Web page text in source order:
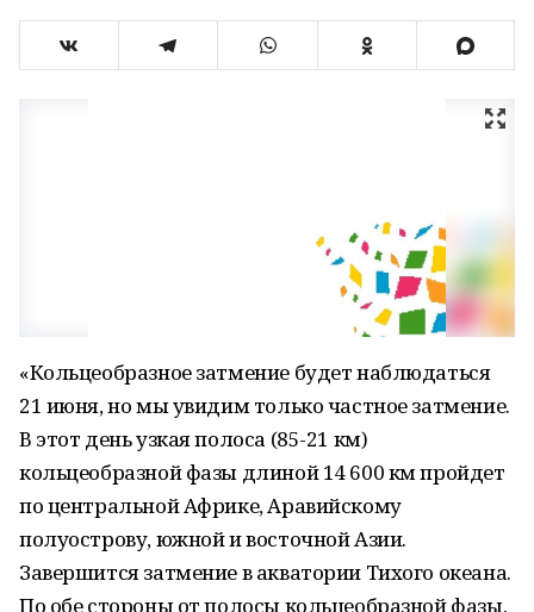
«Кольцеобразное затмение будет наблюдаться
21 июня, но мы увидим только частное затмение.
В этот день узкая полоса (85-21 км)
кольцеобразной фазы длиной 14 600 км пройдет
по центральной Африке, Аравийскому
полуострову, южной и восточной Азии.
Завершится затмение в акватории Тихого океана.
По обе стороны от полосы кольцеобразной фазы,